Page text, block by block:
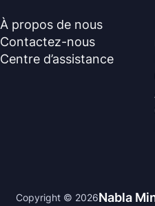
À propos de nous
Contactez-nous
Centre d’assistance
Copyright © 2026Nabla